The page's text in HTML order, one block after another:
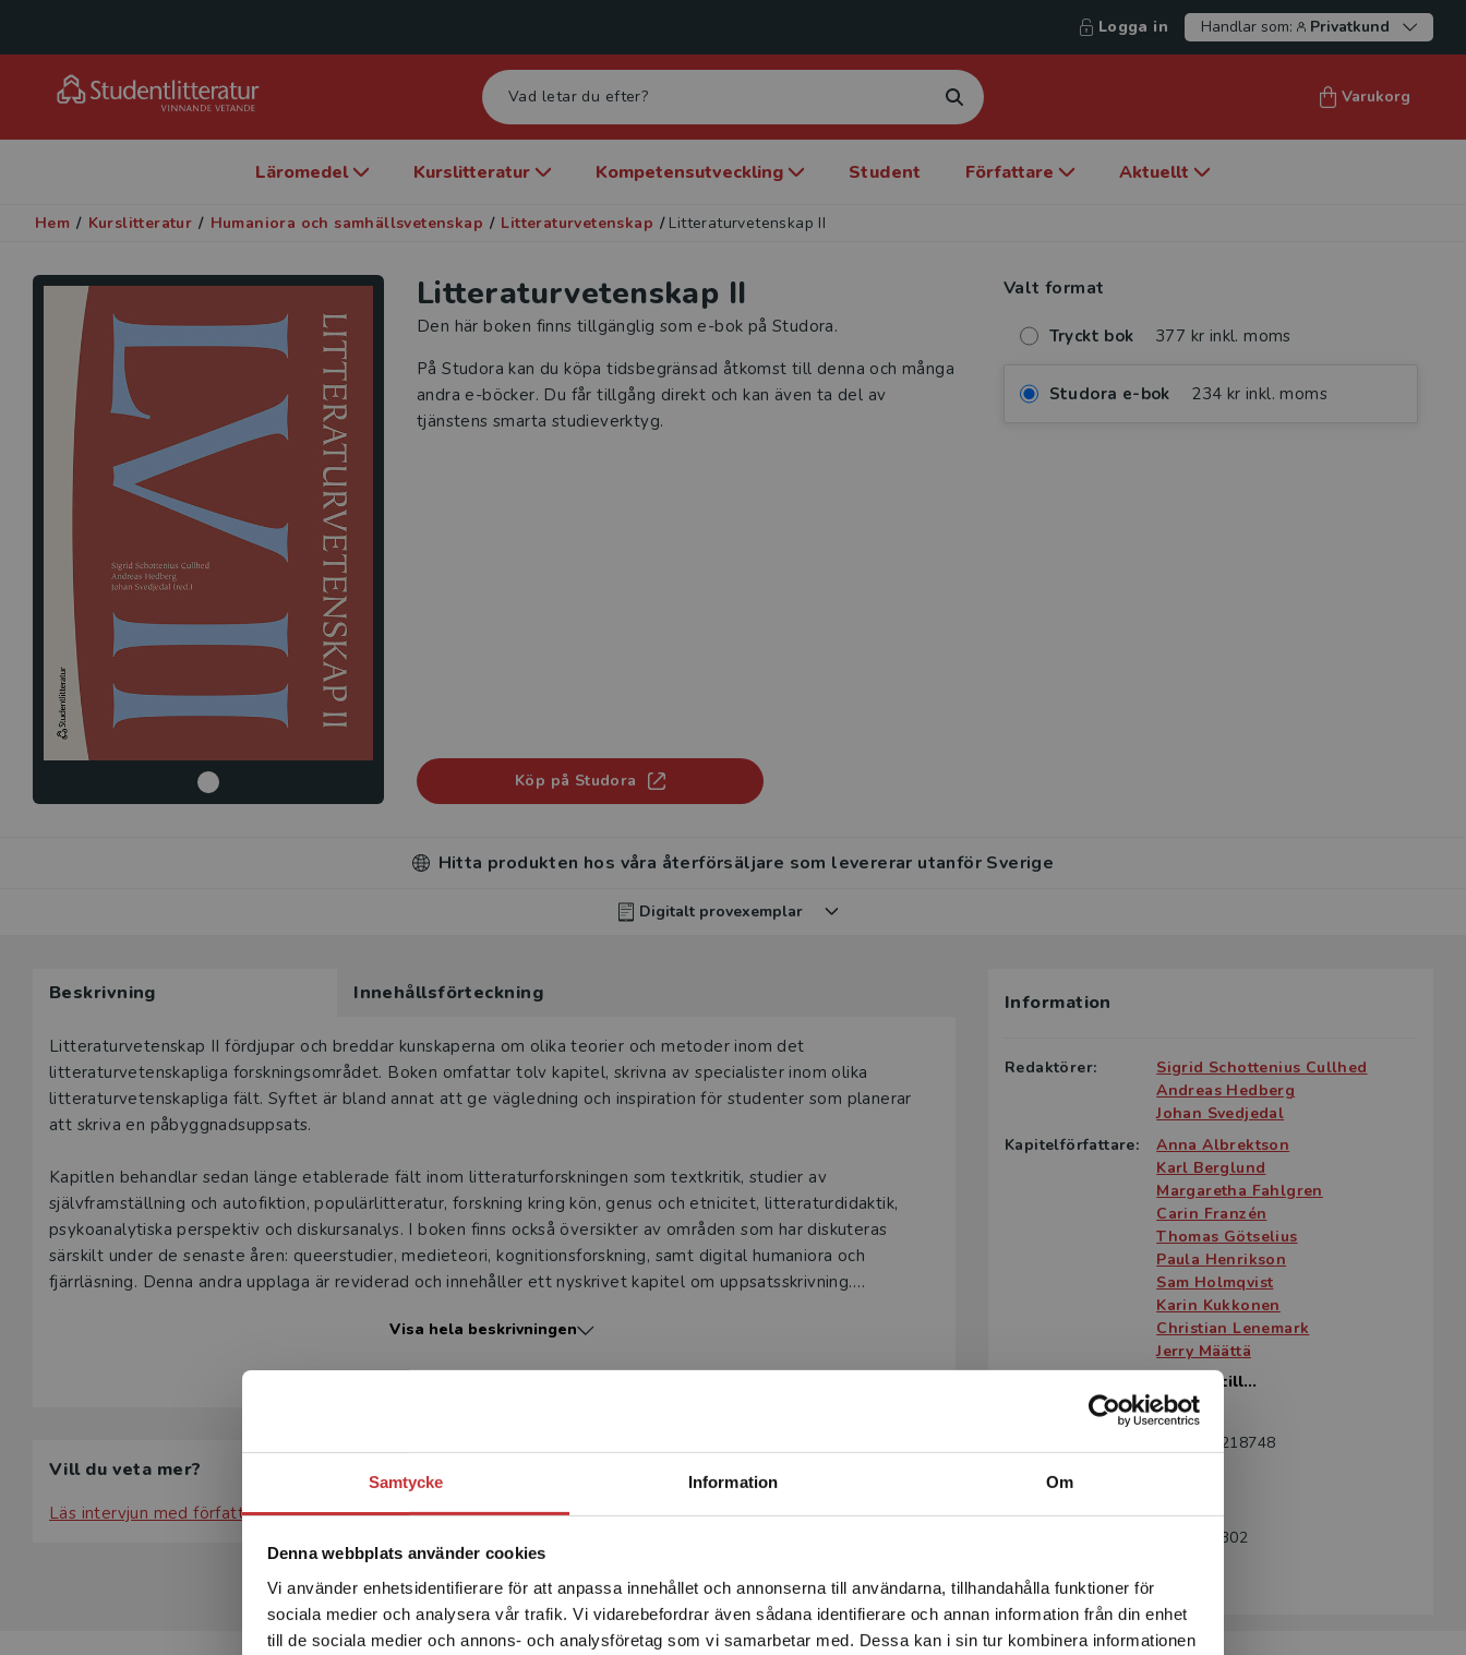
Samtycke Information Om
Denna webbplats använder cookies
Vi använder enhetsidentifierare för att anpassa innehållet och annonserna till användarna, tillhandahålla funktioner för
sociala medier och analysera vår trafik. Vi vidarebefordrar även sådana identifierare och annan information från din enhet
till de sociala medier och annons- och analysföretag som vi samarbetar med. Dessa kan i sin tur kombinera informationen
Begränsad fraktregion
Det verkar som att du besöker studentlitteratur.se via en
enhet utanför Sverige. Vi erbjuder inte leveranser utanför
Sverige. För att kunna slutföra ett köp måste
Logga in Handlar som: Privatkund
Varukorg
Läromedel Kurslitteratur Kompetensutveckling Student Författare Aktuellt
Hem / Kurslitteratur / Humaniora och samhällsvetenskap / Litteraturvetenskap / Litteraturvetenskap II
Litteraturvetenskap II
Den här boken finns tillgänglig som e-bok på Studora.
På Studora kan du köpa tidsbegränsad åtkomst till denna och många
andra e-böcker. Du får tillgång direkt och kan även ta del av
tjänstens smarta studieverktyg.
Köp på Studora
Valt format
Tryckt bok 377 kr inkl. moms
Studora e-bok 234 kr inkl. moms
Hitta produkten hos våra återförsäljare som levererar utanför Sverige
Digitalt provexemplar
här produkten.
under 180 dagar. Observera att erbjudandet endast gäller relevanta produkter för din
undervisning (nivå och ämne) och dig som är verksam i Sverige. Du kan alltid kontakta
kundserviceom du önskar ytterligare information eller har frågor om produkten.
Den här produkten kan beställas av lärare på universitet eller högskola. Om det gäller
tjänsteexemplar av en kursbok på befintlig kurslista hänvisar vi till din arbetsgivare.
Logga in
Beskrivning Innehållsförteckning
Beskrivning
Litteraturvetenskap II fördjupar och breddar kunskaperna om olika teorier och metoder inom det
litteraturvetenskapliga forskningsområdet. Boken omfattar tolv kapitel, skrivna av specialister inom olika
litteraturvetenskapliga fält. Syftet är bland annat att ge vägledning och inspiration för studenter som planerar
att skriva en påbyggnadsuppsats.
Kapitlen behandlar sedan länge etablerade fält inom litteraturforskningen som textkritik, studier av
självframställning och autofiktion, populärlitteratur, forskning kring kön, genus och etnicitet, litteraturdidaktik,
psykoanalytiska perspektiv och diskursanalys. I boken finns också översikter av områden som har diskuteras
särskilt under de senaste åren: queerstudier, medieteori, kognitionsforskning, samt digital humaniora och
fjärrläsning. Denna andra upplaga är reviderad och innehåller ett nyskrivet kapitel om uppsatsskrivning.
Litteraturvetenskap II vänder sig främst till studenter på avancerad nivå inom litteraturvetenskap och
Visa hela beskrivningen
Vill du veta mer?
Läs intervjun med författarna.
Information
Redaktörer:
Sigrid Schottenius Cullhed
Andreas Hedberg
Johan Svedjedal
Kapitelförfattare:
Anna Albrektson
Karl Berglund
Margaretha Fahlgren
Carin Franzén
Thomas Götselius
Paula Henrikson
Sam Holmqvist
Karin Kukkonen
Christian Lenemark
Jerry Määttä
Visa (4) till...
Svenska
9789144218748
Utgivningsår:
40755-SB02